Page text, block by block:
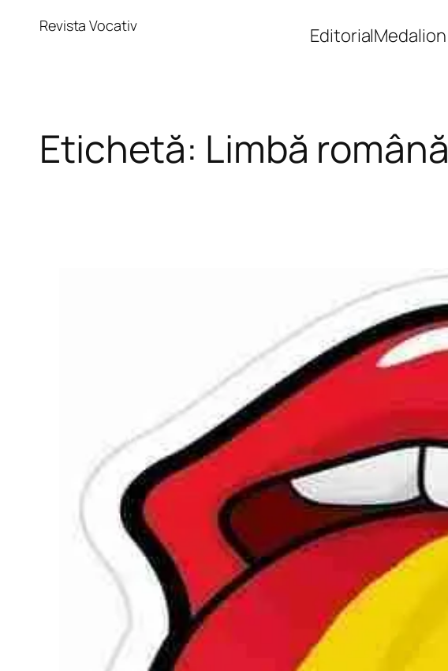
Revista Vocativ EditorialMedalion
Etichetă: Limbă română